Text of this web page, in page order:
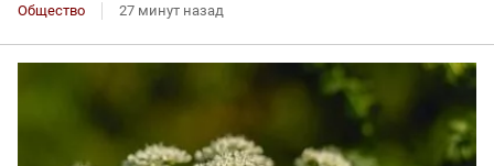
Общество 27 минут назад